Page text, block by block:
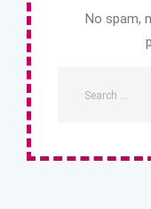
No spam,